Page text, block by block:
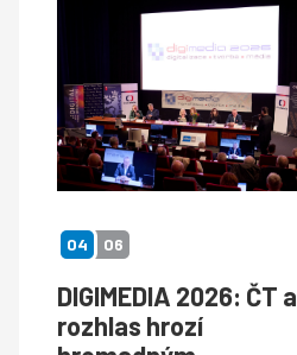
04 06
DIGIMEDIA 2026: ČT a
rozhlas hrozí